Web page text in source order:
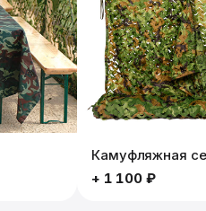
Камуфляжная
+ 1 100 ₽